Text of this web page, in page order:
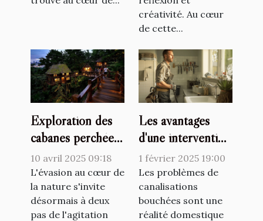
créativité. Au cœur
de cette...
Exploration des
cabanes perchées
pour des
escapades nature
proches de la
capitale
10 avril 2025 09:18
L'évasion au cœur de
la nature s'invite
désormais à deux
pas de l'agitation
Les avantages
d'une intervention
professionnelle
pour le
débouchage de
canalisations
1 février 2025 19:00
Les problèmes de
canalisations
bouchées sont une
réalité domestique